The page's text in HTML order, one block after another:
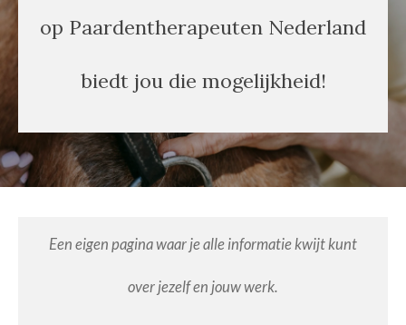
op Paardentherapeuten Nederland
biedt jou die mogelijkheid!
Een eigen pagina waar je alle informatie kwijt kunt
over jezelf en jouw werk.